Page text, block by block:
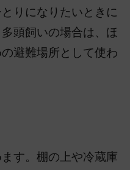
りになりたいときに
頭飼いの場合は、ほ
避難場所として使わ
す。棚の上や冷蔵庫